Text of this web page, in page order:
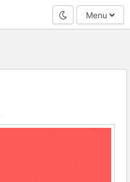
Mode nuit
Menu